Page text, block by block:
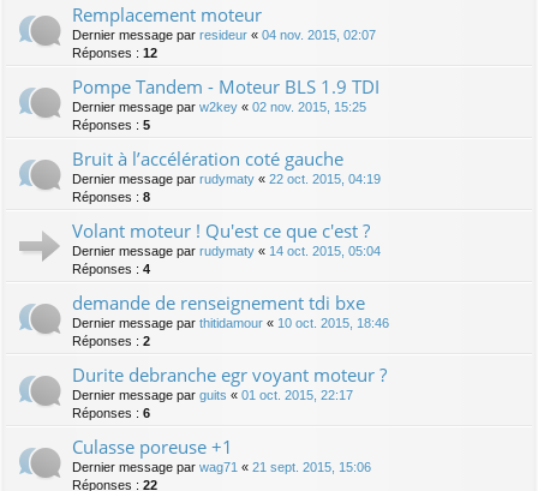
Remplacement moteur
Dernier message par resideur « 04 nov. 2015, 02:07
Réponses : 12
Pompe Tandem - Moteur BLS 1.9 TDI
Dernier message par w2key « 02 nov. 2015, 15:25
Réponses : 5
Bruit à l’accélération coté gauche
Dernier message par rudymaty « 22 oct. 2015, 04:19
Réponses : 8
Volant moteur ! Qu'est ce que c'est ?
Dernier message par rudymaty « 14 oct. 2015, 05:04
Réponses : 4
demande de renseignement tdi bxe
Dernier message par thitidamour « 10 oct. 2015, 18:46
Réponses : 2
Durite debranche egr voyant moteur ?
Dernier message par guits « 01 oct. 2015, 22:17
Réponses : 6
Culasse poreuse +1
Dernier message par wag71 « 21 sept. 2015, 15:06
Réponses : 22